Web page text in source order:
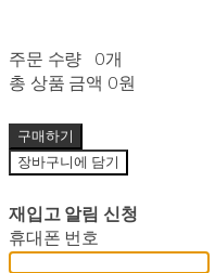
주문 수량 0개
총 상품 금액 0원
구매하기
장바구니에 담기
재입고 알림 신청
휴대폰 번호